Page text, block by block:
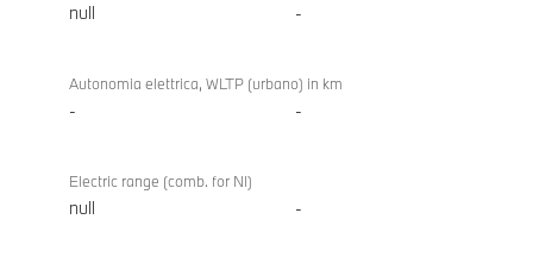
null -
Autonomia elettrica, WLTP (urbano) in km
- -
Electric range (comb. for NI)
null -